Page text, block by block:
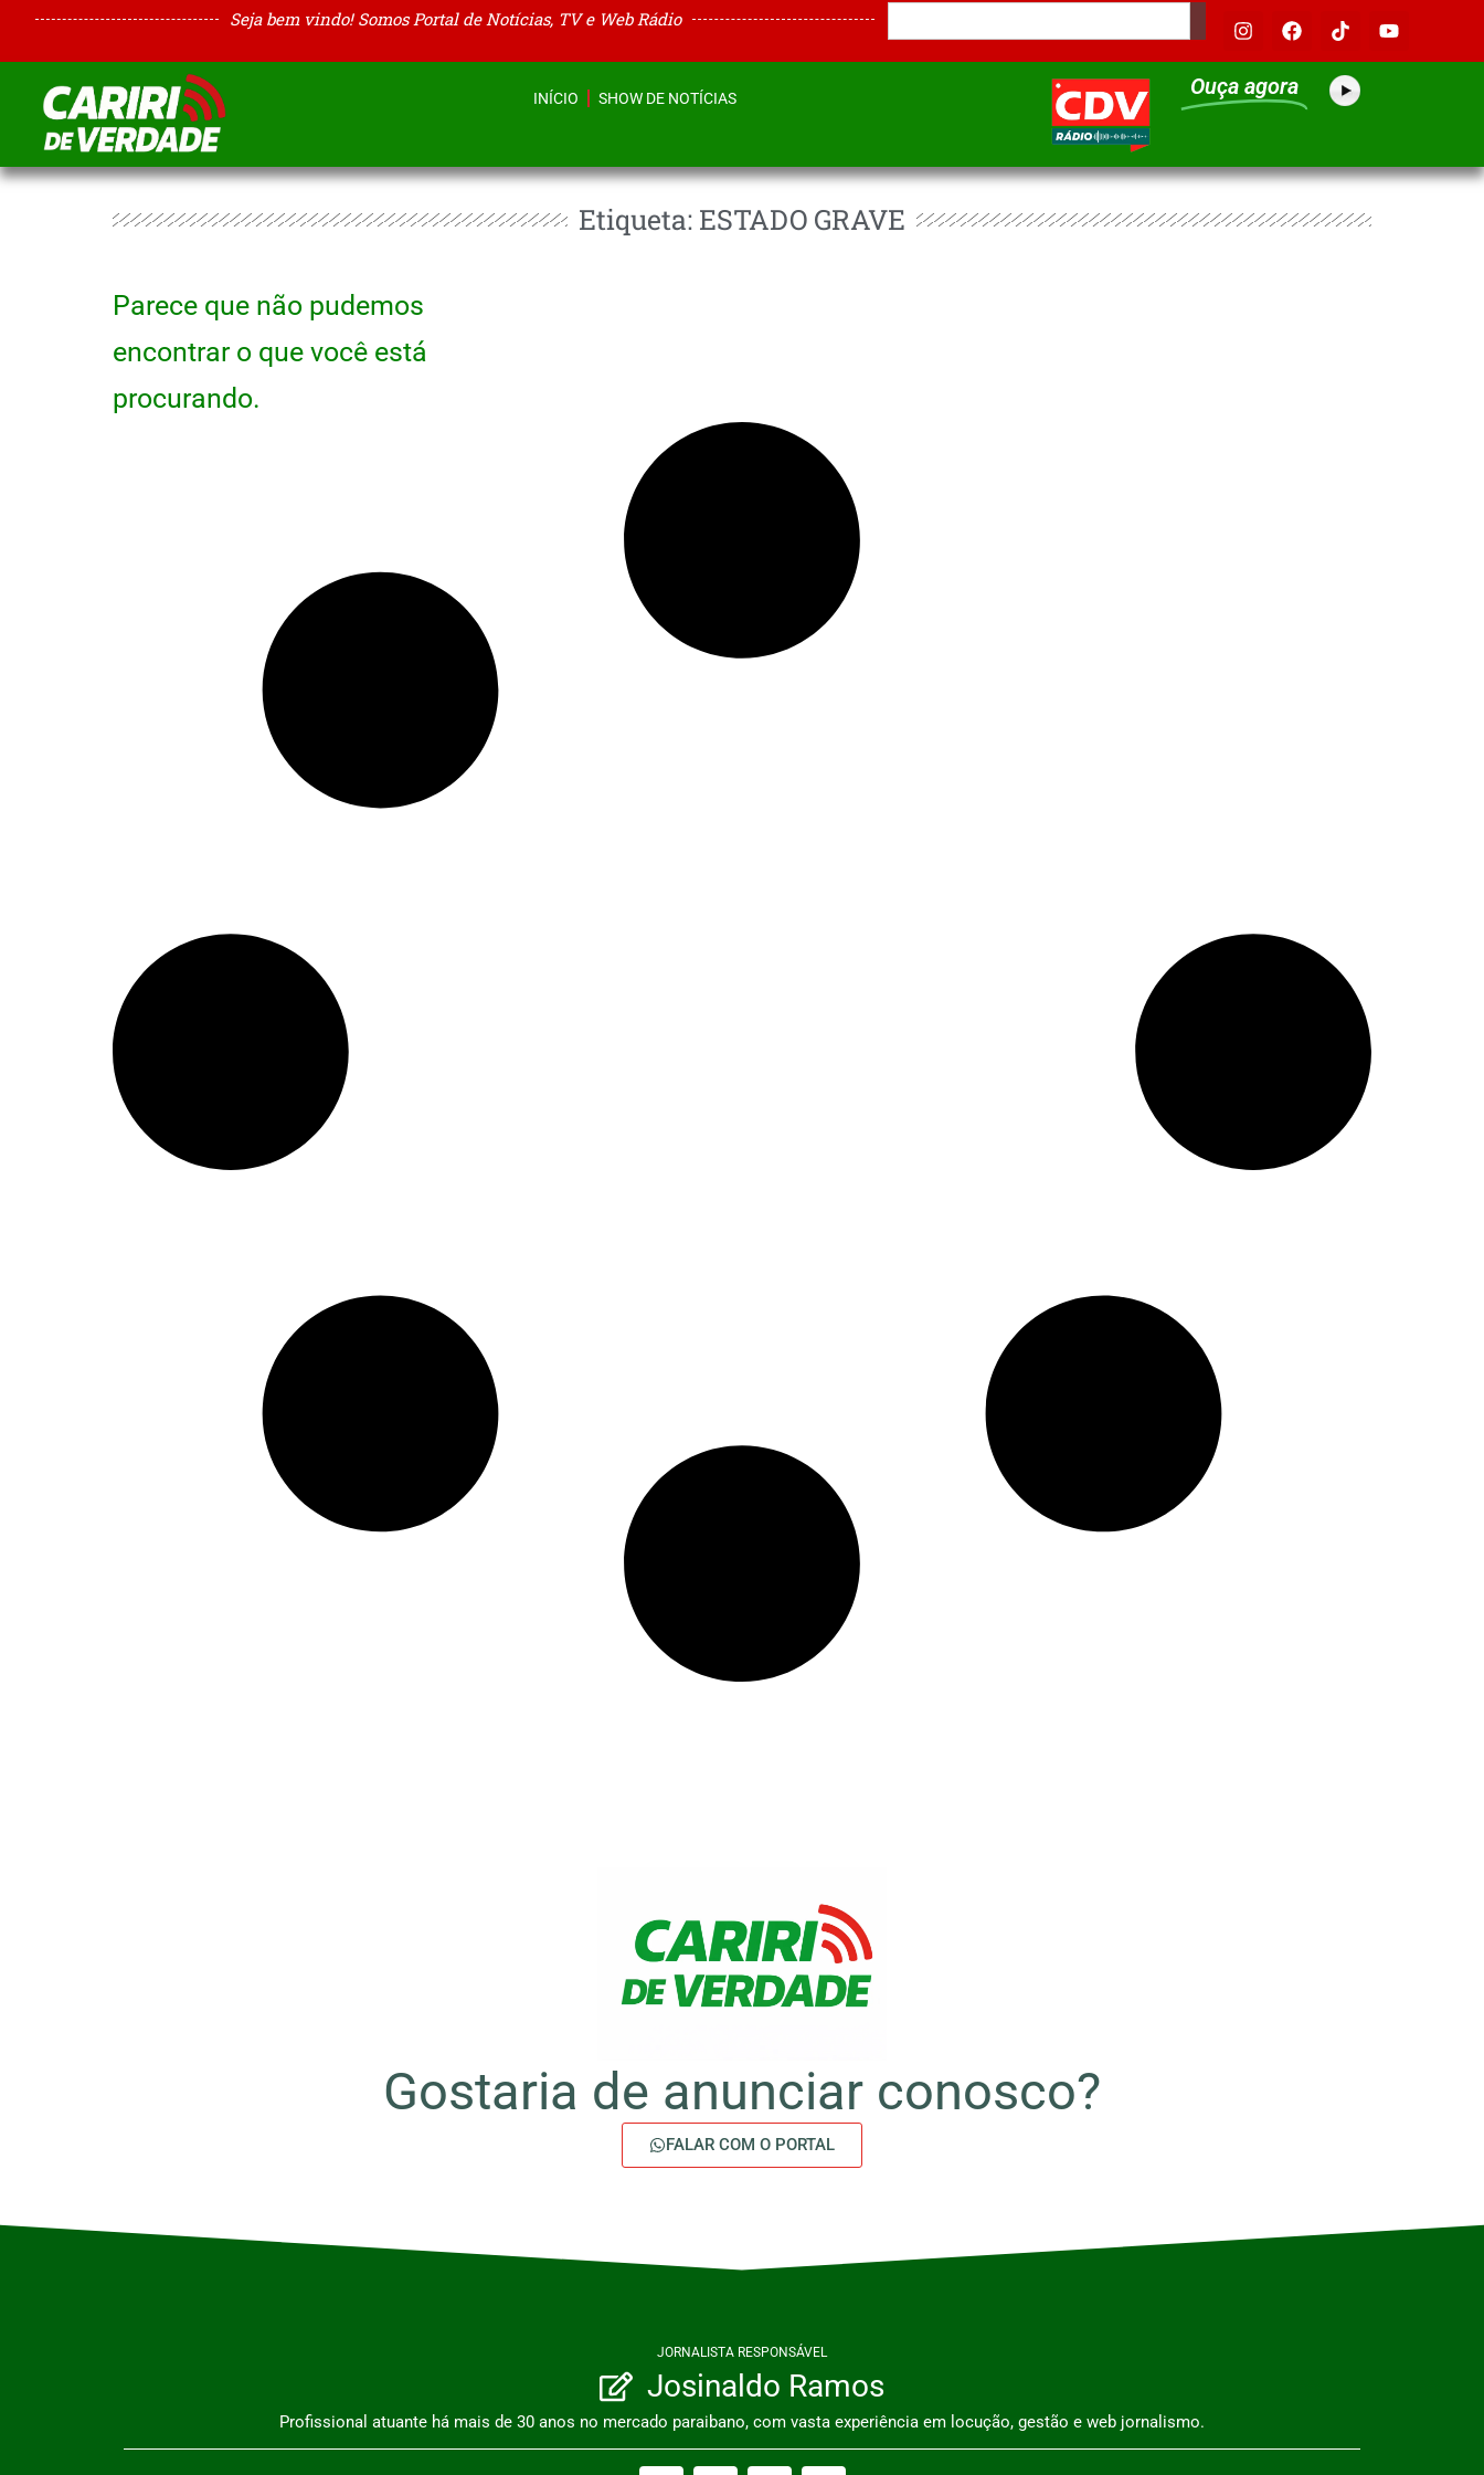
Seja bem vindo! Somos Portal de Notícias, TV e Web Rádio
INÍCIO SHOW DE NOTÍCIAS Ouça agora
Etiqueta: ESTADO GRAVE
Parece que não pudemos
encontrar o que você está
procurando.
Gostaria de anunciar conosco?
FALAR COM O PORTAL
JORNALISTA RESPONSÁVEL
Josinaldo Ramos
Profissional atuante há mais de 30 anos no mercado paraibano, com vasta experiência em locução, gestão e web jornalismo.